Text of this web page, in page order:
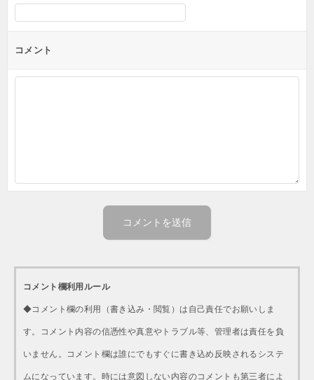
コメント
コメント欄利用ルール
◆コメント欄の利用（書き込み・閲覧）は自己責任でお願いしま
す。コメント内容の信憑性や真意やトラブル等、管理者は責任を負
いません。コメント欄は誰にでもすぐに書き込め反映されるシステ
ムになっています。時には意図しない内容のコメントも第三者によ